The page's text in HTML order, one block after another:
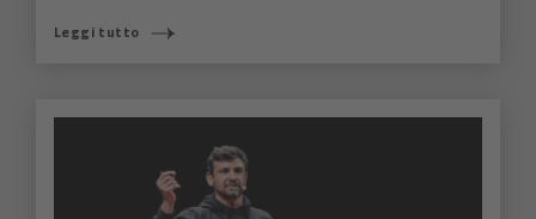
Leggi tutto